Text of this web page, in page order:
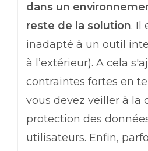
dans un
reste de la solution. Il
inadapté à un outil
à l’extérieur). A cela
contraintes fortes en
vous devez veiller à la
protection des
utilisateurs. Enfin,